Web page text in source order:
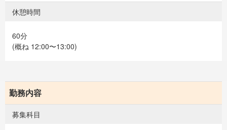
休憩時間
60分
(概ね 12:00〜13:00)
勤務内容
募集科目